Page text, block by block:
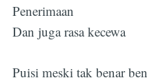
Penerimaan
Dan juga rasa kecewa
Puisi meski tak benar